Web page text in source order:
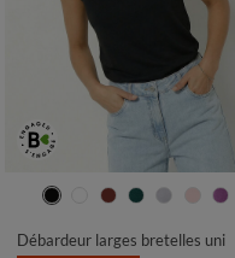
34/36 38/40 42/44
46/48
Débardeur larges bretelles uni